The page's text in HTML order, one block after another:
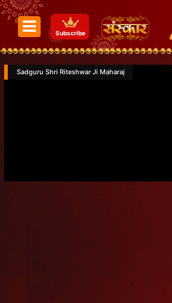
Subscribe
Sadguru Shri Riteshwar Ji Maharaj